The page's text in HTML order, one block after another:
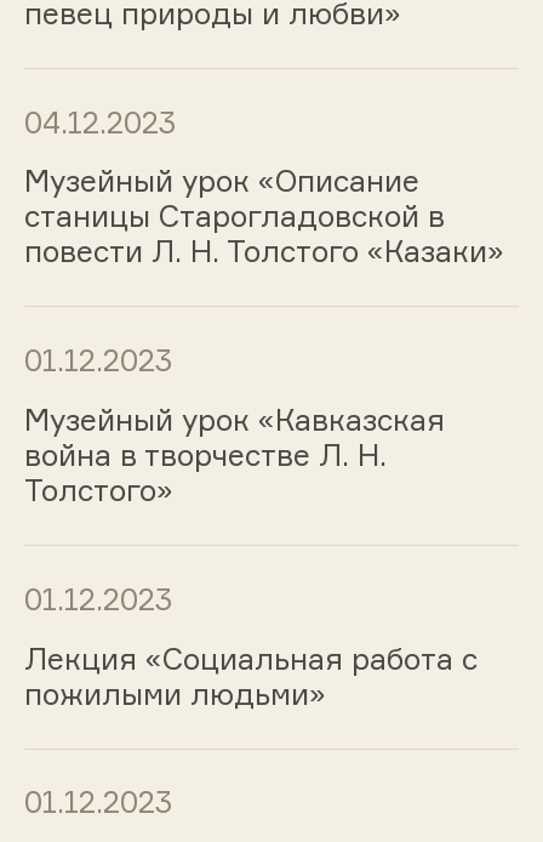
певец природы и любви»
04.12.2023
Музейный урок «Описание
станицы Старогладовской в
повести Л. Н. Толстого «Казаки»
01.12.2023
Музейный урок «Кавказская
война в творчестве Л. Н.
Толстого»
01.12.2023
Лекция «Социальная работа с
пожилыми людьми»
01.12.2023